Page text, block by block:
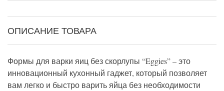
ОПИСАНИЕ ТОВАРА
Формы для варки яиц без скорлупы “Eggies” – это
инновационный кухонный гаджет, который позволяет
вам легко и быстро варить яйца без необходимости